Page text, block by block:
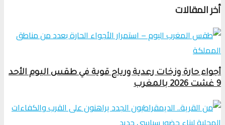
أخر المقالات
أجواء حارة وزخات رعدية ورياح قوية في طقس اليوم الأحد
9 غشت 2026 بالمغرب